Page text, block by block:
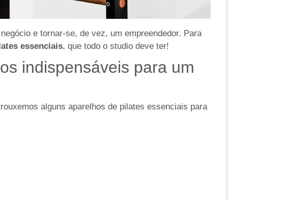
e tornar-se, de vez, um empreendedor. Para
essenciais, que todo o studio deve ter!
indispensáveis para um
alguns aparelhos de pilates essenciais para